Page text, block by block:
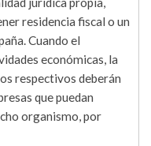
residencia fiscal o un
Cuando el
económicas, la
respectivos deberán
que puedan
organismo, por